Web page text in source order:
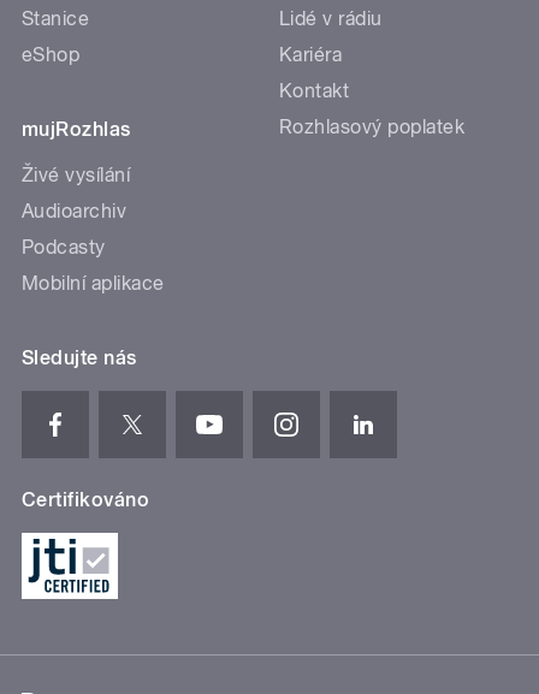
Stanice
eShop
mujRozhlas
Živé vysílání
Audioarchiv
Podcasty
Mobilní aplikace
Lidé v rádiu
Kariéra
Kontakt
Rozhlasový poplatek
Sledujte nás
Certifikováno